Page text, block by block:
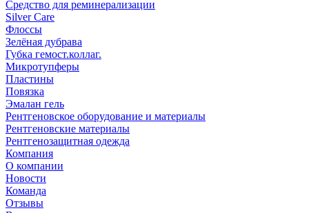
Средство для реминерализации
Silver Care
Флоссы
Зелёная дубрава
Губка гемост.коллаг.
Микротупферы
Пластины
Повязка
Эмалан гель
Рентгеновское оборудование и материалы
Рентгеновские материалы
Рентгенозащитная одежда
Компания
О компании
Новости
Команда
Отзывы